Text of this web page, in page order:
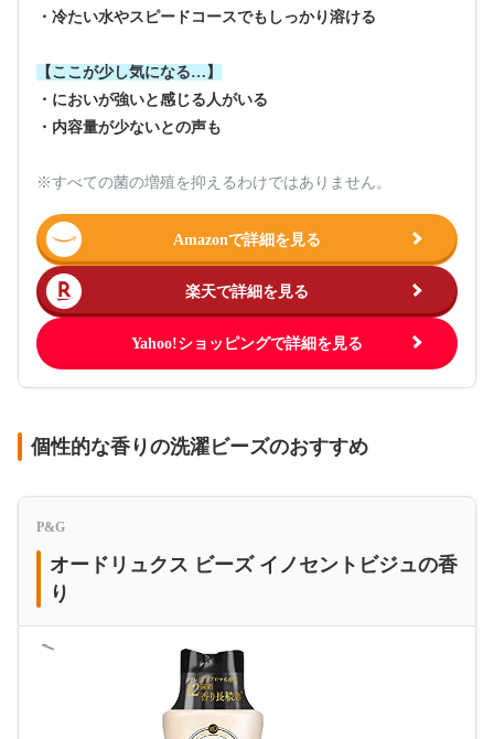
・冷たい水やスピードコースでもしっかり溶ける
【ここが少し気になる…】
・においが強いと感じる人がいる
・内容量が少ないとの声も
※すべての菌の増殖を抑えるわけではありません。
Amazonで詳細を見る
楽天で詳細を見る
Yahoo!ショッピングで詳細を見る
個性的な香りの洗濯ビーズのおすすめ
P&G
オードリュクス ビーズ イノセントビジュの香
り
＜